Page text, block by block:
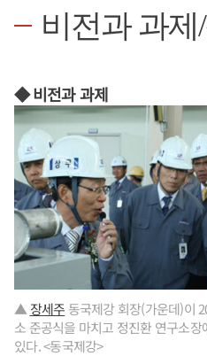
비전과 과제
◆ 비전과 과제
▲ 장세주 동국제강 회장(가운데)이
소 준공식을 마치고 정진환 연구소
있다. <동국제강>